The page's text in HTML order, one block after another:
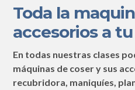
Toda la
accesorios a
En todas nuestras clases
máquinas de coser y sus
recubridora, maniquíes,